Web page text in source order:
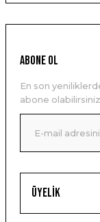
Üyelik
ABONE OL
En son
abone